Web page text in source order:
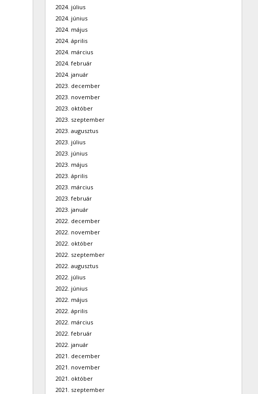
2024. július
2024. június
2024. május
2024. április
2024. március
2024. február
2024. január
2023. december
2023. november
2023. október
2023. szeptember
2023. augusztus
2023. július
2023. június
2023. május
2023. április
2023. március
2023. február
2023. január
2022. december
2022. november
2022. október
2022. szeptember
2022. augusztus
2022. július
2022. június
2022. május
2022. április
2022. március
2022. február
2022. január
2021. december
2021. november
2021. október
2021. szeptember